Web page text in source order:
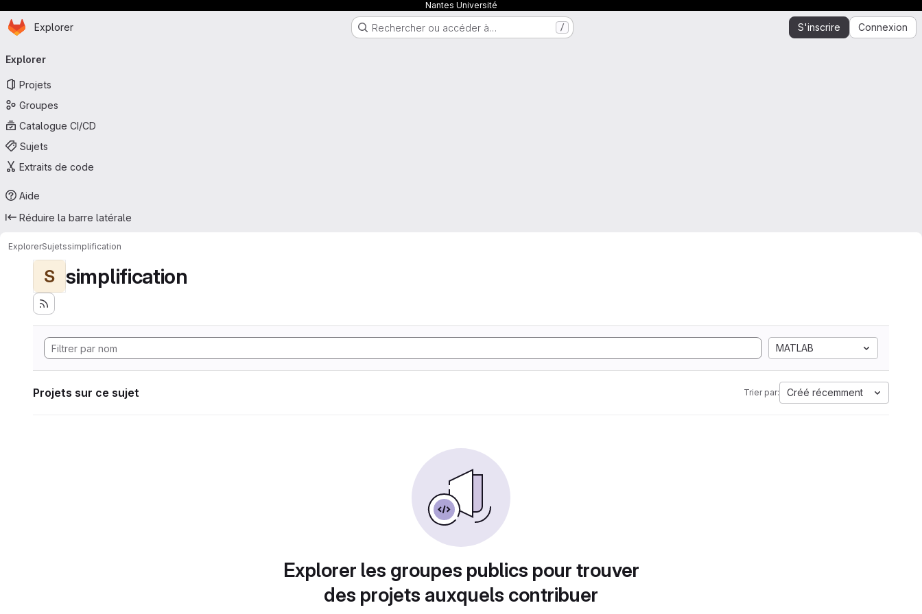
Nantes Université
Passer au contenu principal
Page d'accueil
Explorer Rechercher ou accéder à… / S'inscrire Connexion
principale
Explorer
Projets
Groupes
Catalogue CI/CD
Sujets
Extraits de code
Aide
Réduire la barre latérale
ExplorerSujetssimplification
S simplification
MATLAB
Projets sur ce sujet Trier par: Créé récemment
Explorer les groupes publics pour trouver
des projets auxquels contribuer